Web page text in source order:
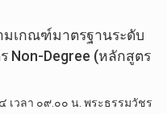
เกณฑ์มาตรฐานระดับ
Non-Degree (หลักสูตร
เวลา ๐๙.๐๐ น. พระธรรมวัชร